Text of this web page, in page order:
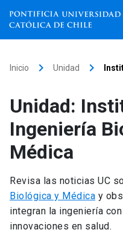
Facultades, escuelas e
institutos
Investigación
Internacionalización
Extensión
Inicio keyboard_arrow_right Unidad keyboard_arrow_right
Unidad:
Ingeniería
Médica
Revisa las noticias UC
Biológica y Médica y
integran la ingeniería
innovaciones en salud.